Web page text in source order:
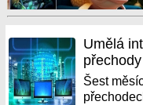
Umělá
Šest